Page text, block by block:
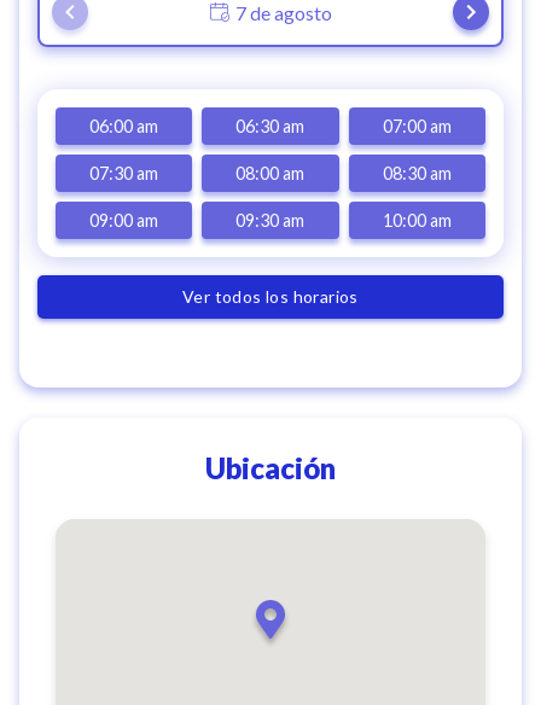
7 de agosto
06:00 am 06:30 am 07:00 am
07:30 am 08:00 am 08:30 am
09:00 am 09:30 am 10:00 am
Ver todos los horarios
Ubicación